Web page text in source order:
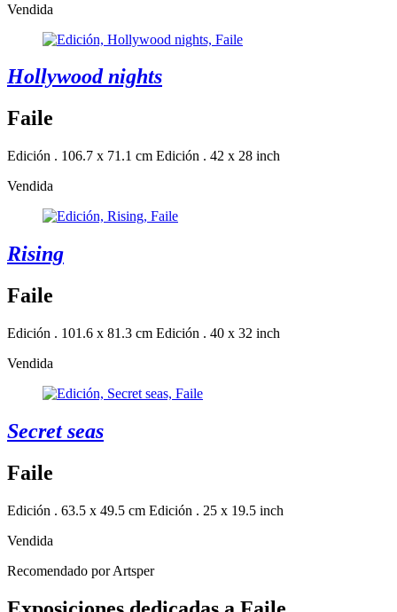
Vendida
Hollywood nights
Faile
Edición . 106.7 x 71.1 cm Edición . 42 x 28 inch
Vendida
Rising
Faile
Edición . 101.6 x 81.3 cm Edición . 40 x 32 inch
Vendida
Secret seas
Faile
Edición . 63.5 x 49.5 cm Edición . 25 x 19.5 inch
Vendida
Recomendado por Artsper